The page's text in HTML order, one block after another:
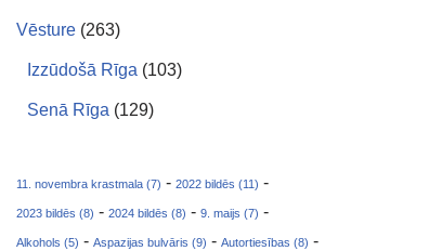
Vēsture (263)
Izzūdošā Rīga (103)
Senā Rīga (129)
11. novembra krastmala (7) - 2022 bildēs (11) -
2023 bildēs (8) - 2024 bildēs (8) - 9. maijs (7) -
Alkohols (5) - Aspazijas bulvāris (9) - Autortiesības (8) -